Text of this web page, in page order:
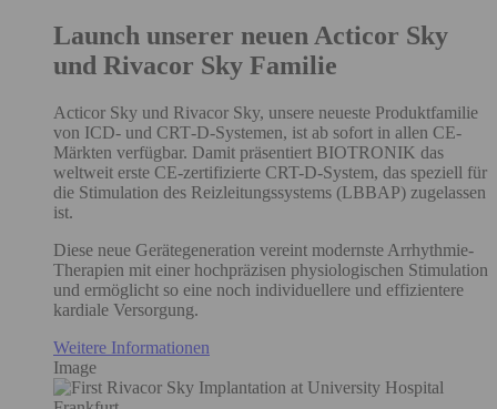
Launch unserer neuen Acticor Sky
und Rivacor Sky Familie
Acticor Sky und Rivacor Sky, unsere neueste Produktfamilie
von ICD‑ und CRT‑D‑Systemen, ist ab sofort in allen CE-
Märkten verfügbar. Damit präsentiert BIOTRONIK das
weltweit erste CE‑zertifizierte CRT-D-System, das speziell für
die Stimulation des Reizleitungssystems (LBBAP) zugelassen
ist.
Diese neue Gerätegeneration vereint modernste Arrhythmie-
Therapien mit einer hochpräzisen physiologischen Stimulation
und ermöglicht so eine noch individuellere und effizientere
kardiale Versorgung.
Weitere Informationen
Image